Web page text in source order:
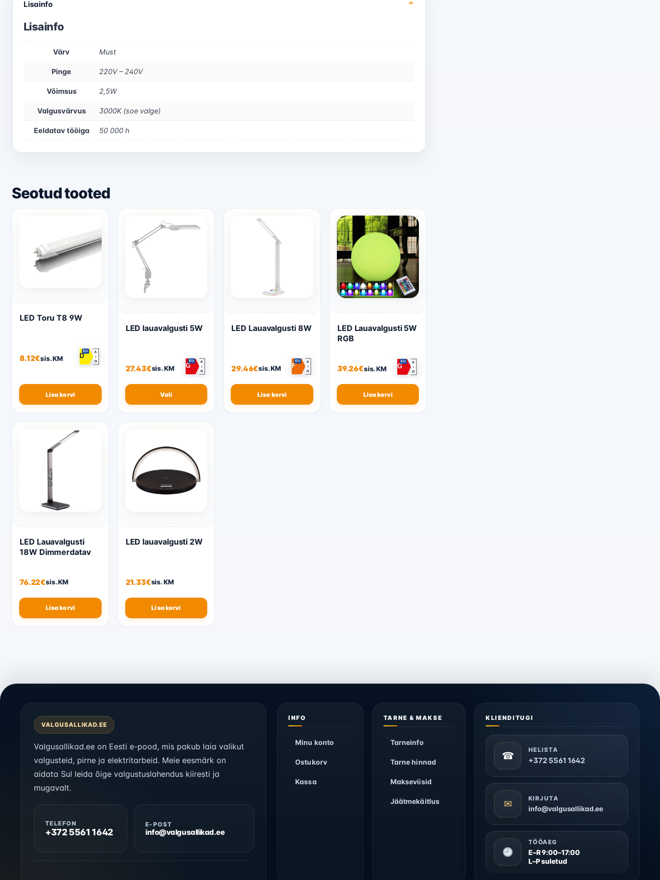
Lisainfo
Lisainfo
Värv Must
Pinge 220V – 240V
Võimsus 2,5W
Valgusvärvus 3000K (soe valge)
Eeldatav tööiga 50 000 h
Seotud tooted
LED Toru T8 9W
8.12€sis. KM
EU
D
A
↕
G
Lisa korvi
LED lauavalgusti 5W
27.43€sis. KM
EU
G
A
↕
G
Vali
Sellel
Valikuid
saab teha
tootelehel.
LED Lauavalgusti 8W
29.46€sis. KM
EU
F
A
↕
G
Lisa korvi
LED Lauavalgusti 5W
RGB
39.26€sis. KM
EU
G
A
↕
G
Lisa korvi
LED Lauavalgusti
18W Dimmerdatav
76.22€sis. KM
Lisa korvi
LED lauavalgusti 2W
21.33€sis. KM
Lisa korvi
VALGUSALLIKAD.EE
Valgusallikad.ee on Eesti e-pood, mis pakub laia valikut
valgusteid, pirne ja elektritarbeid. Meie eesmärk on
aidata Sul leida õige valgustuslahendus kiiresti ja
mugavalt.
TELEFON
+372 5561 1642
E-POST
info@valgusallikad.ee
INFO
Minu konto
Ostukorv
Kassa
TARNE & MAKSE
Tarneinfo
Tarne hinnad
Makseviisid
Jäätmekäitlus
KLIENDITUGI
☎
HELISTA
+372 5561 1642
✉ KIRJUTA
info@valgusallikad.ee
TÖÖAEG
E–R 9:00–17:00
L–P suletud